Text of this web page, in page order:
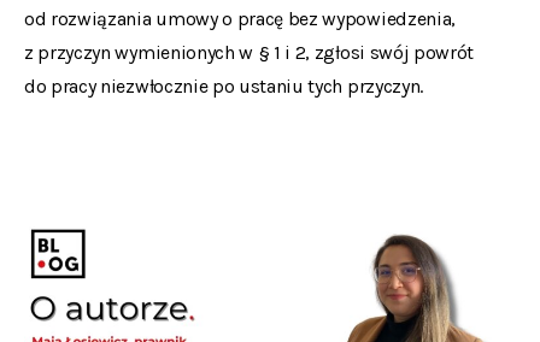
od rozwiązania umowy o pracę bez wypowiedzenia,
z przyczyn wymienionych w § 1 i 2, zgłosi swój powrót
do pracy niezwłocznie po ustaniu tych przyczyn.